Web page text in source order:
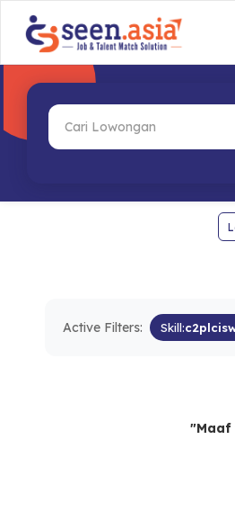
Active Filters: Skill:
"Maaf